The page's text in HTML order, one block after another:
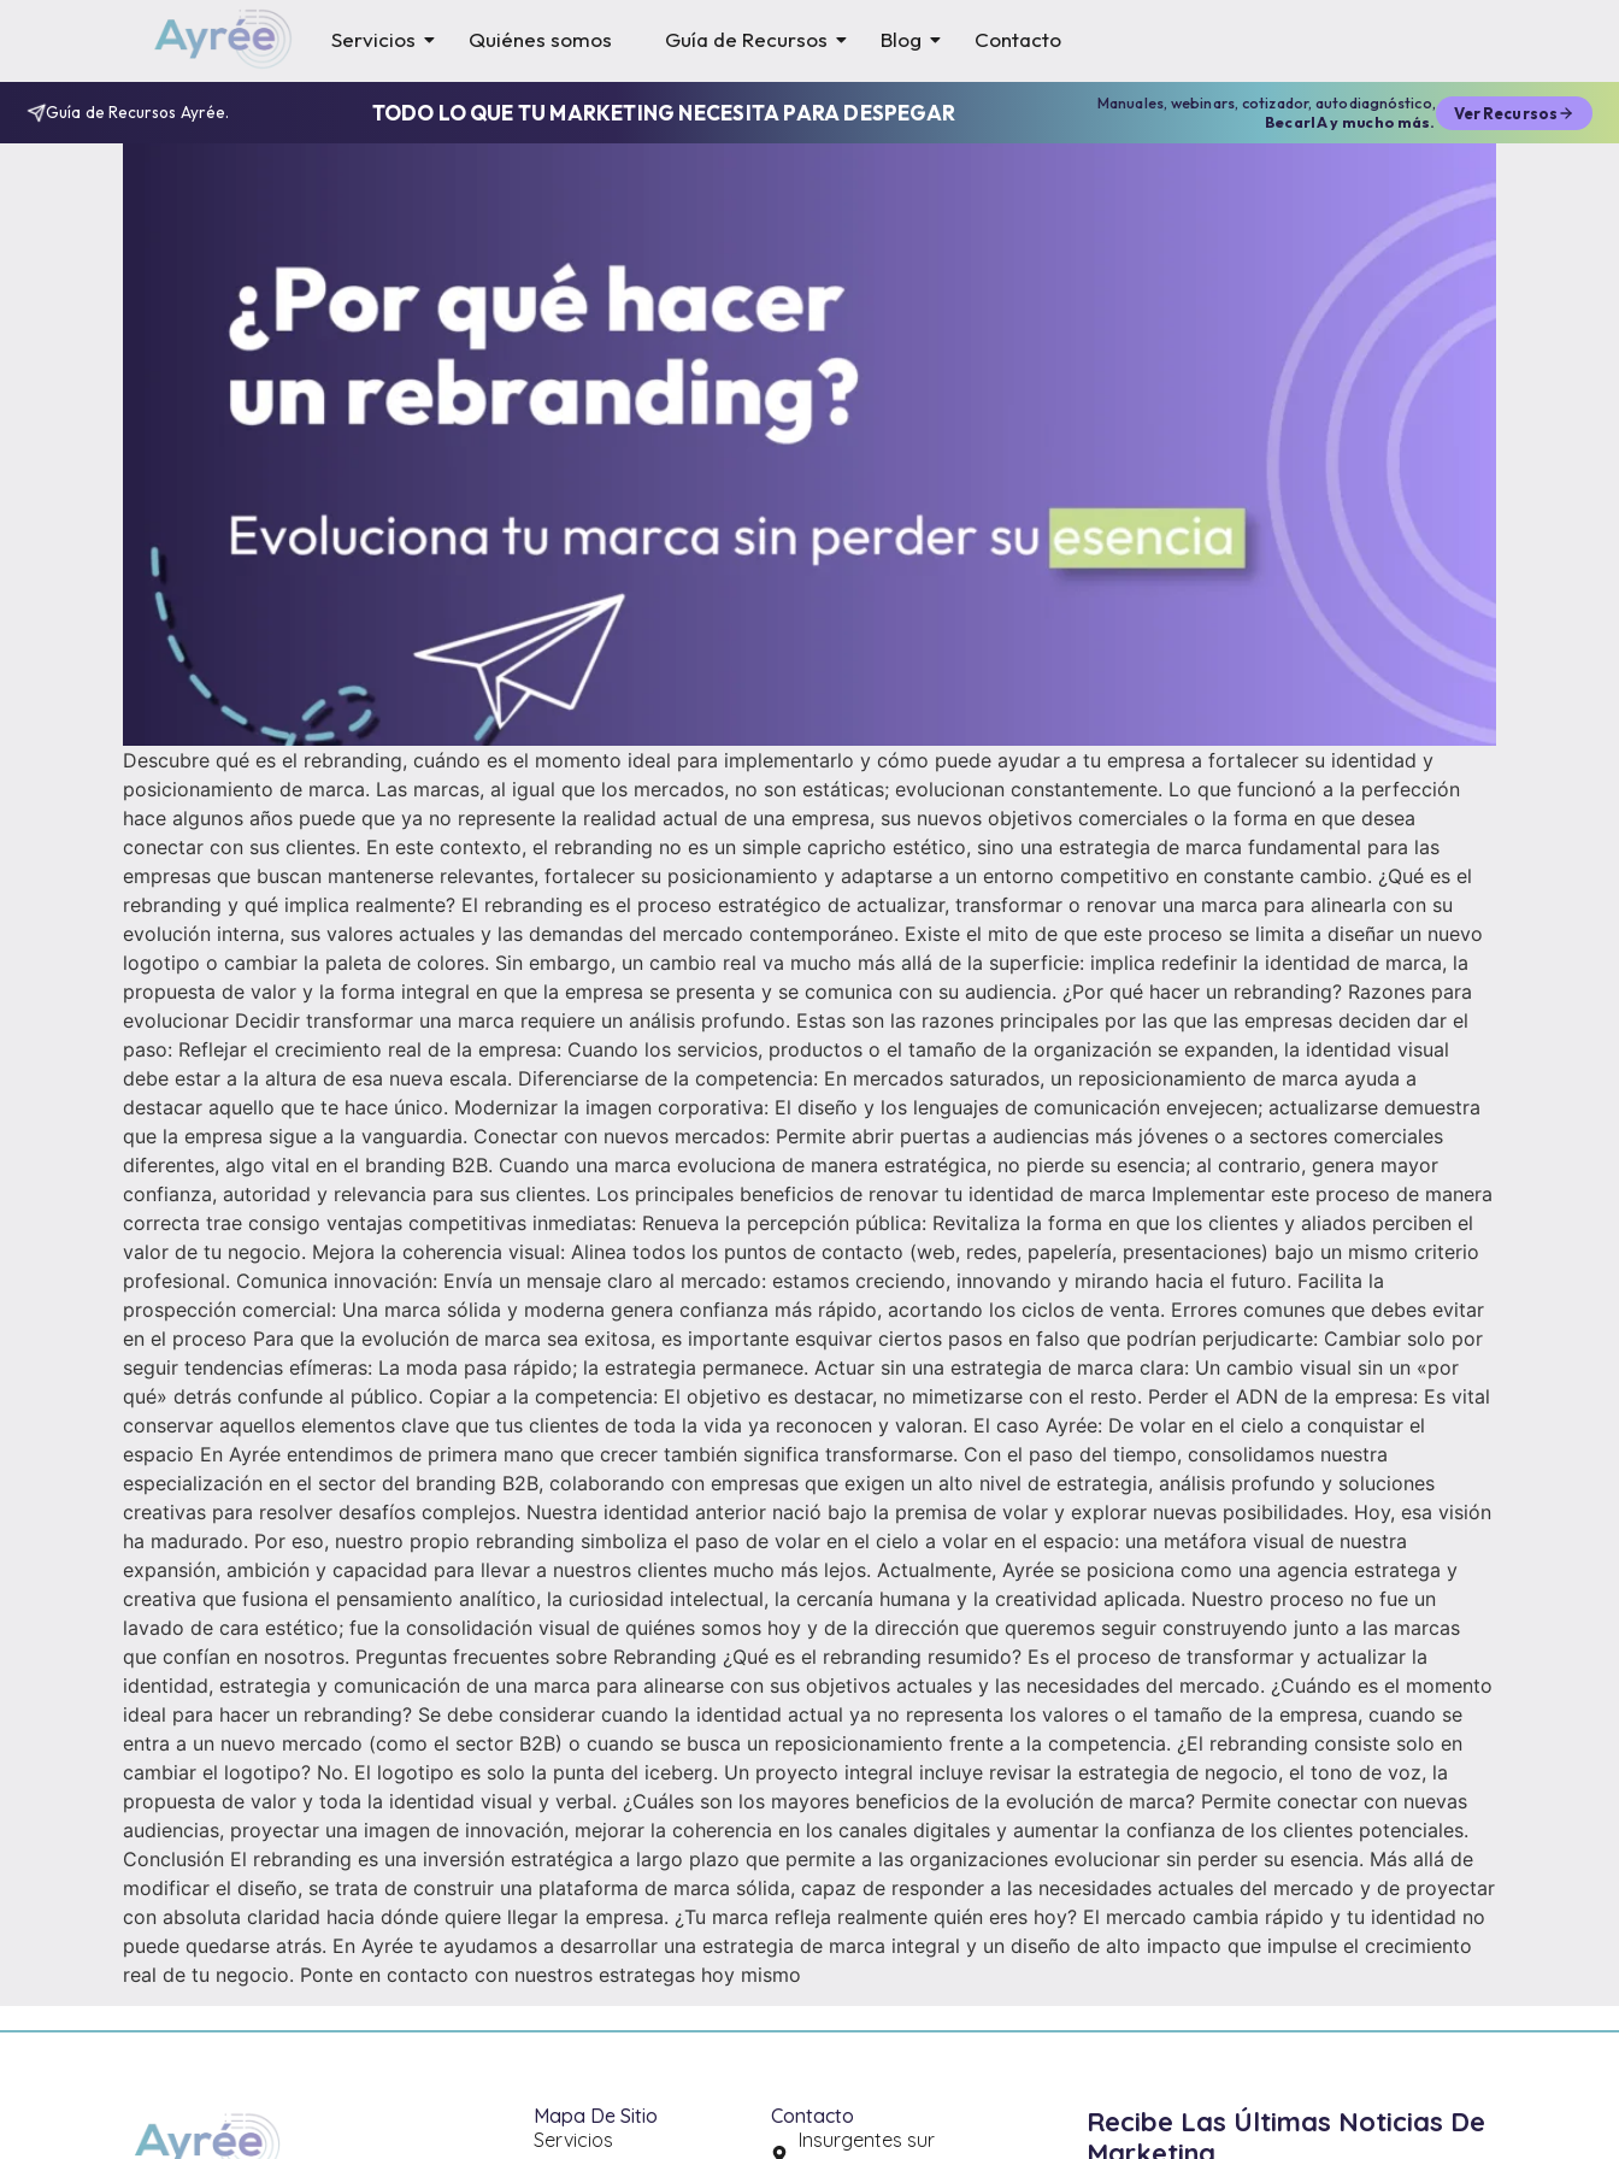
Servicios Quiénes somos Guía de Recursos Blog Contacto
Guía de Recursos Ayrée. TODO LO QUE TU MARKETING NECESITA PARA DESPEGAR
Manuales, webinars, cotizador, autodiagnóstico,
BecarIA y mucho más.
Ver Recursos
Descubre qué es el rebranding, cuándo es el momento ideal para implementarlo y cómo puede ayudar a tu empresa a fortalecer su identidad y
posicionamiento de marca. Las marcas, al igual que los mercados, no son estáticas; evolucionan constantemente. Lo que funcionó a la perfección
hace algunos años puede que ya no represente la realidad actual de una empresa, sus nuevos objetivos comerciales o la forma en que desea
conectar con sus clientes. En este contexto, el rebranding no es un simple capricho estético, sino una estrategia de marca fundamental para las
empresas que buscan mantenerse relevantes, fortalecer su posicionamiento y adaptarse a un entorno competitivo en constante cambio. ¿Qué es el
rebranding y qué implica realmente? El rebranding es el proceso estratégico de actualizar, transformar o renovar una marca para alinearla con su
evolución interna, sus valores actuales y las demandas del mercado contemporáneo. Existe el mito de que este proceso se limita a diseñar un nuevo
logotipo o cambiar la paleta de colores. Sin embargo, un cambio real va mucho más allá de la superficie: implica redefinir la identidad de marca, la
propuesta de valor y la forma integral en que la empresa se presenta y se comunica con su audiencia. ¿Por qué hacer un rebranding? Razones para
evolucionar Decidir transformar una marca requiere un análisis profundo. Estas son las razones principales por las que las empresas deciden dar el
paso: Reflejar el crecimiento real de la empresa: Cuando los servicios, productos o el tamaño de la organización se expanden, la identidad visual
debe estar a la altura de esa nueva escala. Diferenciarse de la competencia: En mercados saturados, un reposicionamiento de marca ayuda a
destacar aquello que te hace único. Modernizar la imagen corporativa: El diseño y los lenguajes de comunicación envejecen; actualizarse demuestra
que la empresa sigue a la vanguardia. Conectar con nuevos mercados: Permite abrir puertas a audiencias más jóvenes o a sectores comerciales
diferentes, algo vital en el branding B2B. Cuando una marca evoluciona de manera estratégica, no pierde su esencia; al contrario, genera mayor
confianza, autoridad y relevancia para sus clientes. Los principales beneficios de renovar tu identidad de marca Implementar este proceso de manera
correcta trae consigo ventajas competitivas inmediatas: Renueva la percepción pública: Revitaliza la forma en que los clientes y aliados perciben el
valor de tu negocio. Mejora la coherencia visual: Alinea todos los puntos de contacto (web, redes, papelería, presentaciones) bajo un mismo criterio
profesional. Comunica innovación: Envía un mensaje claro al mercado: estamos creciendo, innovando y mirando hacia el futuro. Facilita la
prospección comercial: Una marca sólida y moderna genera confianza más rápido, acortando los ciclos de venta. Errores comunes que debes evitar
en el proceso Para que la evolución de marca sea exitosa, es importante esquivar ciertos pasos en falso que podrían perjudicarte: Cambiar solo por
seguir tendencias efímeras: La moda pasa rápido; la estrategia permanece. Actuar sin una estrategia de marca clara: Un cambio visual sin un «por
qué» detrás confunde al público. Copiar a la competencia: El objetivo es destacar, no mimetizarse con el resto. Perder el ADN de la empresa: Es vital
conservar aquellos elementos clave que tus clientes de toda la vida ya reconocen y valoran. El caso Ayrée: De volar en el cielo a conquistar el
espacio En Ayrée entendimos de primera mano que crecer también significa transformarse. Con el paso del tiempo, consolidamos nuestra
especialización en el sector del branding B2B, colaborando con empresas que exigen un alto nivel de estrategia, análisis profundo y soluciones
creativas para resolver desafíos complejos. Nuestra identidad anterior nació bajo la premisa de volar y explorar nuevas posibilidades. Hoy, esa visión
ha madurado. Por eso, nuestro propio rebranding simboliza el paso de volar en el cielo a volar en el espacio: una metáfora visual de nuestra
expansión, ambición y capacidad para llevar a nuestros clientes mucho más lejos. Actualmente, Ayrée se posiciona como una agencia estratega y
creativa que fusiona el pensamiento analítico, la curiosidad intelectual, la cercanía humana y la creatividad aplicada. Nuestro proceso no fue un
lavado de cara estético; fue la consolidación visual de quiénes somos hoy y de la dirección que queremos seguir construyendo junto a las marcas
que confían en nosotros. Preguntas frecuentes sobre Rebranding ¿Qué es el rebranding resumido? Es el proceso de transformar y actualizar la
identidad, estrategia y comunicación de una marca para alinearse con sus objetivos actuales y las necesidades del mercado. ¿Cuándo es el momento
ideal para hacer un rebranding? Se debe considerar cuando la identidad actual ya no representa los valores o el tamaño de la empresa, cuando se
entra a un nuevo mercado (como el sector B2B) o cuando se busca un reposicionamiento frente a la competencia. ¿El rebranding consiste solo en
cambiar el logotipo? No. El logotipo es solo la punta del iceberg. Un proyecto integral incluye revisar la estrategia de negocio, el tono de voz, la
propuesta de valor y toda la identidad visual y verbal. ¿Cuáles son los mayores beneficios de la evolución de marca? Permite conectar con nuevas
audiencias, proyectar una imagen de innovación, mejorar la coherencia en los canales digitales y aumentar la confianza de los clientes potenciales.
Conclusión El rebranding es una inversión estratégica a largo plazo que permite a las organizaciones evolucionar sin perder su esencia. Más allá de
modificar el diseño, se trata de construir una plataforma de marca sólida, capaz de responder a las necesidades actuales del mercado y de proyectar
con absoluta claridad hacia dónde quiere llegar la empresa. ¿Tu marca refleja realmente quién eres hoy? El mercado cambia rápido y tu identidad no
puede quedarse atrás. En Ayrée te ayudamos a desarrollar una estrategia de marca integral y un diseño de alto impacto que impulse el crecimiento
real de tu negocio. Ponte en contacto con nuestros estrategas hoy mismo
Mapa De Sitio
Servicios
Contacto
Insurgentes sur
Recibe Las Últimas Noticias De